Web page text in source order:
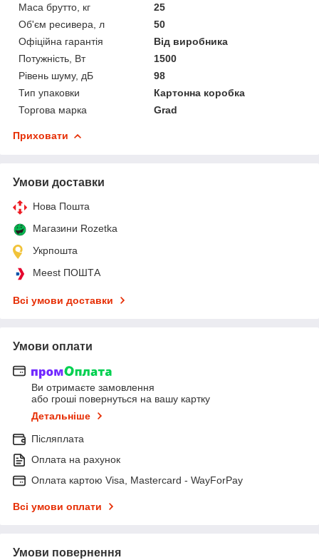
Маса брутто, кг
25
Об'єм ресивера, л
50
Офіційна гарантія
Від виробника
Потужність, Вт
1500
Рівень шуму, дБ
98
Тип упаковки
Картонна коробка
Торгова марка
Grad
Приховати
Умови доставки
Нова Пошта
Магазини Rozetka
Укрпошта
Meest ПОШТА
Всі умови доставки
Умови оплати
Ви отримаєте замовлення
або гроші повернуться на вашу картку
Детальніше
Післяплата
Оплата на рахунок
Оплата картою Visa, Mastercard - WayForPay
Всі умови оплати
Умови повернення